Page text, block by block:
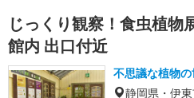
じっくり観察！食虫植物
館内 出口付近
不思議な植物
静岡県・伊